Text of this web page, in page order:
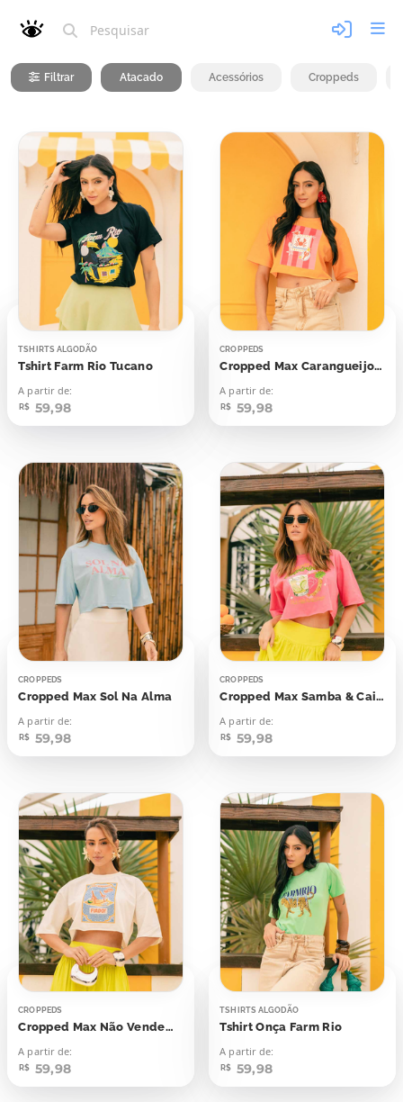
Filtrar Atacado Acessórios Croppeds
TSHIRTS ALGODÃO
Tshirt Farm Rio Tucano
A partir de:
R$ 59,98
CROPPEDS
Cropped Max Carangueijo Out Of Office
A partir de:
R$ 59,98
CROPPEDS
Cropped Max Sol Na Alma
A partir de:
R$ 59,98
CROPPEDS
Cropped Max Samba & Caipirinha
A partir de:
R$ 59,98
CROPPEDS
Cropped Max Não Vendemos Fiado Aqui Não é Bar
A partir de:
R$ 59,98
TSHIRTS ALGODÃO
Tshirt Onça Farm Rio
A partir de:
R$ 59,98